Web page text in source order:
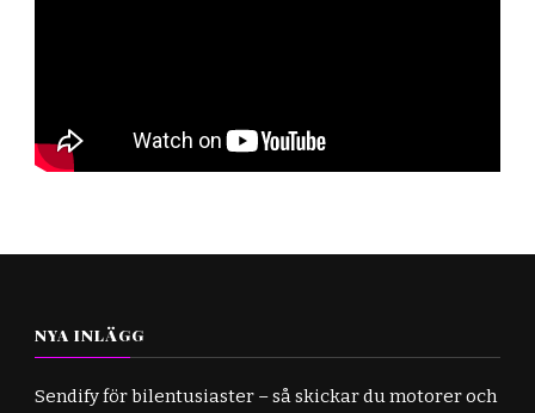
NYA INLÄGG
Sendify för bilentusiaster – så skickar du motorer och